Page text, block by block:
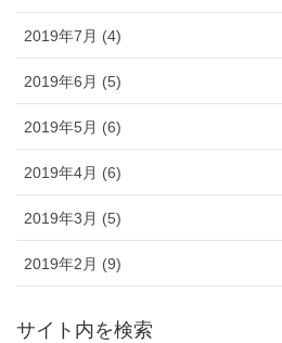
2019年7月 (4)
2019年6月 (5)
2019年5月 (6)
2019年4月 (6)
2019年3月 (5)
2019年2月 (9)
サイト内を検索